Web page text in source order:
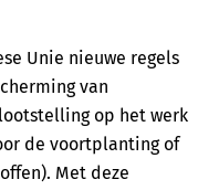
Unie nieuwe regels
van
op het werk
de voortplanting of
Met deze